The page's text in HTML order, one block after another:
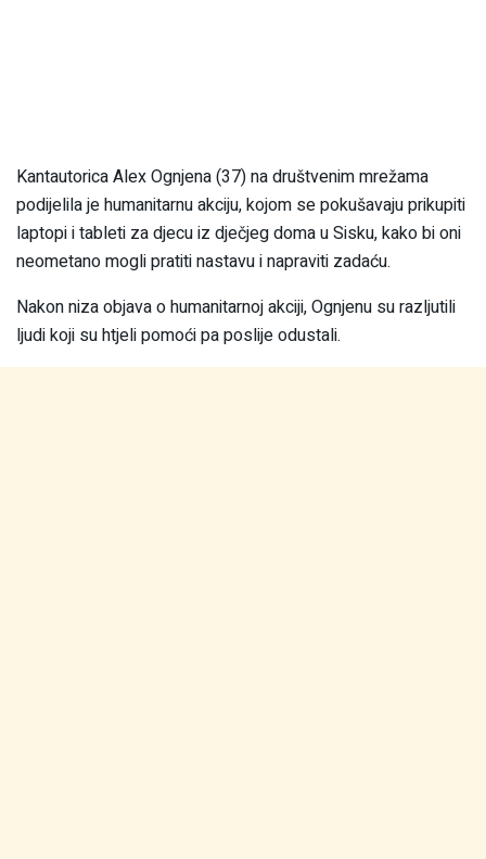
Kantautorica Alex Ognjena (37) na društvenim mrežama
podijelila je humanitarnu akciju, kojom se pokušavaju prikupiti
laptopi i tableti za djecu iz dječjeg doma u Sisku, kako bi oni
neometano mogli pratiti nastavu i napraviti zadaću.
Nakon niza objava o humanitarnoj akciji, Ognjenu su razljutili
ljudi koji su htjeli pomoći pa poslije odustali.